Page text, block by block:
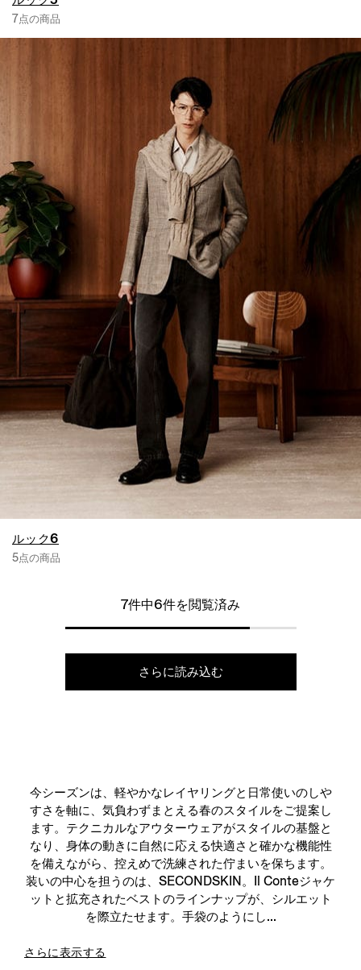
7点の商品
ルック6
5点の商品
7件中6件を閲覧済み
さらに読み込む
今シーズンは、軽やかなレイヤリングと日常使いのしや
すさを軸に、気負わずまとえる春のスタイルをご提案し
ます。テクニカルなアウターウェアがスタイルの基盤と
なり、身体の動きに自然に応える快適さと確かな機能性
を備えながら、控えめで洗練された佇まいを保ちます。
装いの中心を担うのは、SECONDSKIN。Il Conteジャケ
ットと拡充されたベストのラインナップが、シルエット
を際立たせます。手袋のようにし...
さらに表示する